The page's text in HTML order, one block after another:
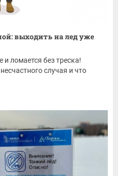
выходить на лед уже
и ломается без треска!
случая и что